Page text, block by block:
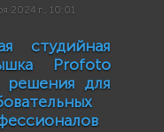
2024 г., 10:01
студийная
Profoto
решения для